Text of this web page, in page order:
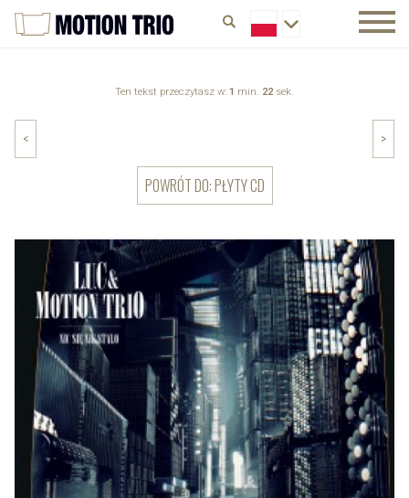
Ten tekst przeczytasz w: 1 min. 22 sek.
< >
POWRÓT DO: PŁYTY CD